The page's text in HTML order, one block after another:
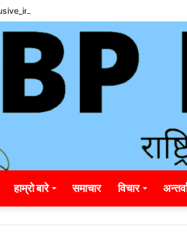
हाम्रो बारे समाचार विचार